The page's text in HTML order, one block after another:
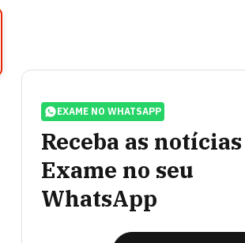
EXAME NO WHATSAPP
Receba as
Exame no seu
WhatsApp